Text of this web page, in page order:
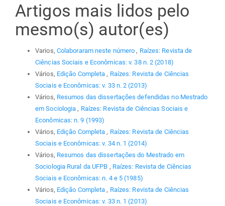
Artigos mais lidos pelo
mesmo(s) autor(es)
Varios, Colaboraram neste número , Raízes: Revista de
Ciências Sociais e Econômicas: v. 38 n. 2 (2018)
Vários, Edição Completa , Raízes: Revista de Ciências
Sociais e Econômicas: v. 33 n. 2 (2013)
Vários, Resumos das dissertações defendidas no Mestrado
em Sociologia , Raízes: Revista de Ciências Sociais e
Econômicas: n. 9 (1993)
Vários, Edição Completa , Raízes: Revista de Ciências
Sociais e Econômicas: v. 34 n. 1 (2014)
Vários, Resumos das dissertações do Mestrado em
Sociologia Rural da UFPB , Raízes: Revista de Ciências
Sociais e Econômicas: n. 4 e 5 (1985)
Vários, Edição Completa , Raízes: Revista de Ciências
Sociais e Econômicas: v. 33 n. 1 (2013)